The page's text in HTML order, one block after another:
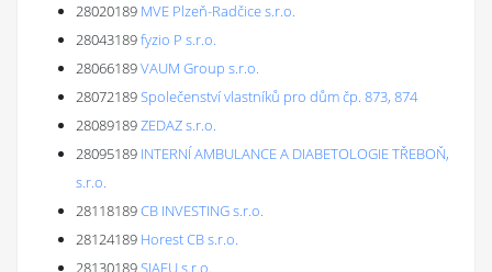
28020189 MVE Plzeň-Radčice s.r.o.
28043189fyzio P s.r.o.
28066189VAUM Group s.r.o.
28072189Společenství vlastníků pro dům čp. 873, 874
28089189ZEDAZ s.r.o.
28095189 INTERNÍ AMBULANCE A DIABETOLOGIE TŘEBOŇ,
s.r.o.
28118189CB INVESTING s.r.o.
28124189 Horest CB s.r.o.
28130189SIAFU s.r.o.